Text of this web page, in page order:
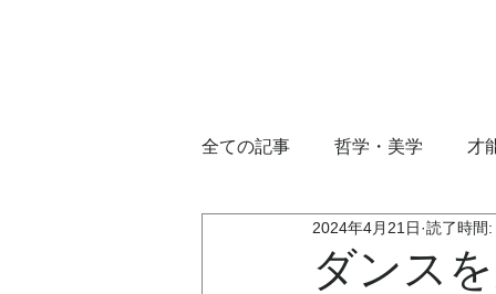
全ての記事 哲学・美学 才
ダンス
2024年4月21日 読了時間